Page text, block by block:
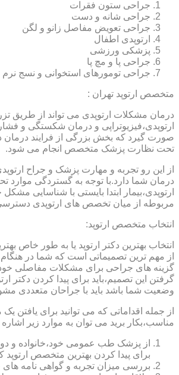
جراحی ستون فقرات
جراحی شانه و دست
جراحی تعویض مفاصل زانو و لگن
ارتوپدی اطفال
پزشکی ورزشی
جراحی پا و مچ پا
جراحی تومورهای استخوانی و نسج نرم
متخصص ارتوپد تهران :
درمان مشکلات ارتوپدی می تواند از طریق
ارتوپدی،فیزیوتراپی و درمان شکستگی و
صورت گیرد که بخش بزرگی از فرایند درمان
تحت نظارت پزشک متخصص انجام می شود.
از این رو تجربه و مهارت پزشک و جراح
درمان شما دارد.با توجه به گستردگی موارد
ارتوپدی،بیمار ابتدا بایستی با شناسایی
مربوطه از میان تخصص های ارتوپدی دسترسی
انتخاب متخصص ارتوپد:
انتخاب بهترین دکتر ارتوپد یا به طور خاص
از مهم ترین تصمیماتی است که شما در
گزینه های جراحی برای مشکلات مفاصلی خود
گرفتن این تصمیم،باید برای پیدا کردن دکتر
وضعیت شما باشد باید با جراحان متعددی
از جمله اقداماتی که می توانید برای یافتن
مناسب،بکار برید می توان به موارد زیر
از پزشک طب عمومی خود،خانواده و
برای پیدا کردن بهترین متخصص ارتوپد
بررسی میزان تجربه و گواهی نامه های